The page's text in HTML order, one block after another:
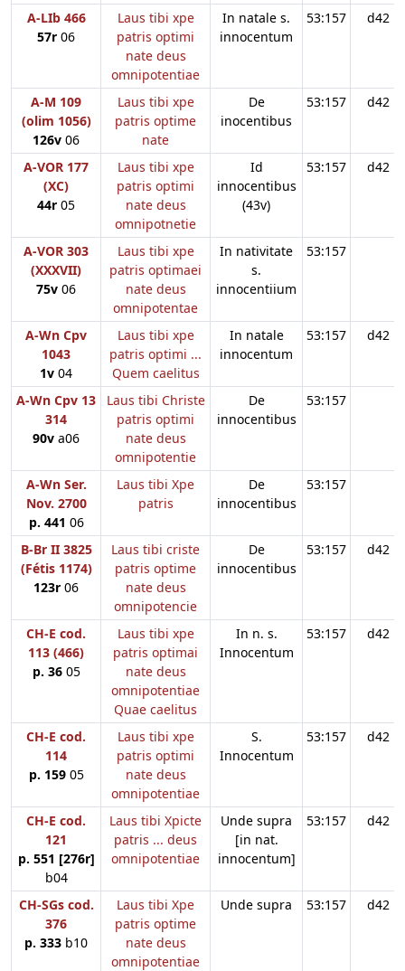
A-LIb 466
57r 06
Laus tibi xpe
patris optimi
nate deus
omnipotentiae
In natale s.
innocentum
53:157 d42
A-M 109
(olim 1056)
126v 06
Laus tibi xpe
patris optime
nate
De
inocentibus
53:157 d42
A-VOR 177
(XC)
44r 05
Laus tibi xpe
patris optimi
nate deus
omnipotnetie
Id
innocentibus
(43v)
53:157 d42
A-VOR 303
(XXXVII)
75v 06
Laus tibi xpe
patris optimaei
nate deus
omnipotentae
In nativitate
s.
innocentiium
53:157
A-Wn Cpv
1043
1v 04
Laus tibi xpe
patris optimi ...
Quem caelitus
In natale
innocentum
53:157 d42
A-Wn Cpv 13
314
90v a06
Laus tibi Christe
patris optimi
nate deus
omnipotentie
De
innocentibus
53:157
A-Wn Ser.
Nov. 2700
p. 441 06
Laus tibi Xpe
patris
De
innocentibus
53:157
B-Br II 3825
(Fétis 1174)
123r 06
Laus tibi criste
patris optime
nate deus
omnipotencie
De
innocentibus
53:157 d42
CH-E cod.
113 (466)
p. 3605
Laus tibi xpe
patris optimai
nate deus
omnipotentiae
Quae caelitus
In n. s.
Innocentum
53:157 d42
CH-E cod.
114
p. 15905
Laus tibi xpe
patris optimi
nate deus
omnipotentiae
S.
Innocentum
53:157 d42
CH-E cod.
121
p. 551 [276r]
b04
Laus tibi Xpicte
patris ... deus
omnipotentiae
Unde supra
[in nat.
innocentum]
53:157 d42
CH-SGs cod.
376
p. 333 b10
Laus tibi Xpe
patris optime
nate deus
omnipotentiae
Unde supra 53:157 d42